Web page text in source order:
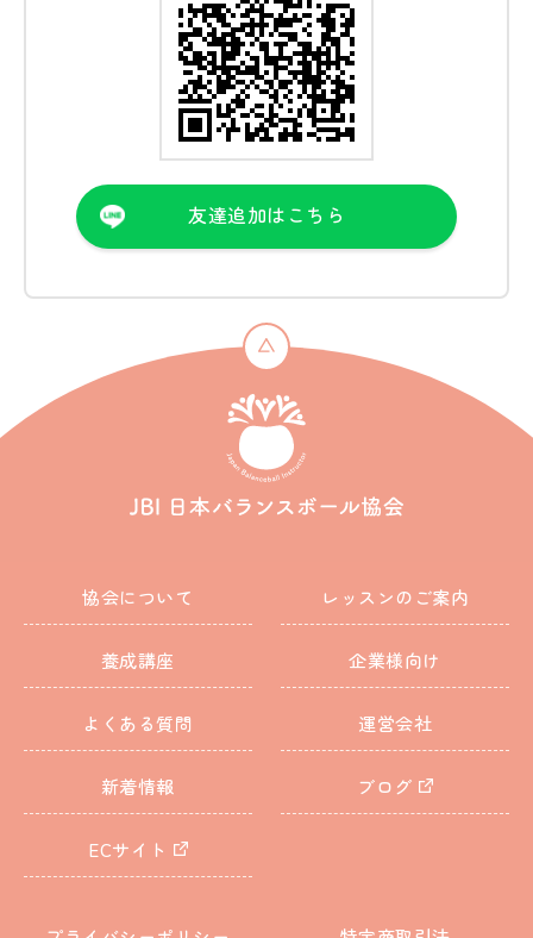
友達追加はこちら
協会について レッスンのご案内
養成講座 企業様向け
よくある質問 運営会社
新着情報 ブログ
ECサイト